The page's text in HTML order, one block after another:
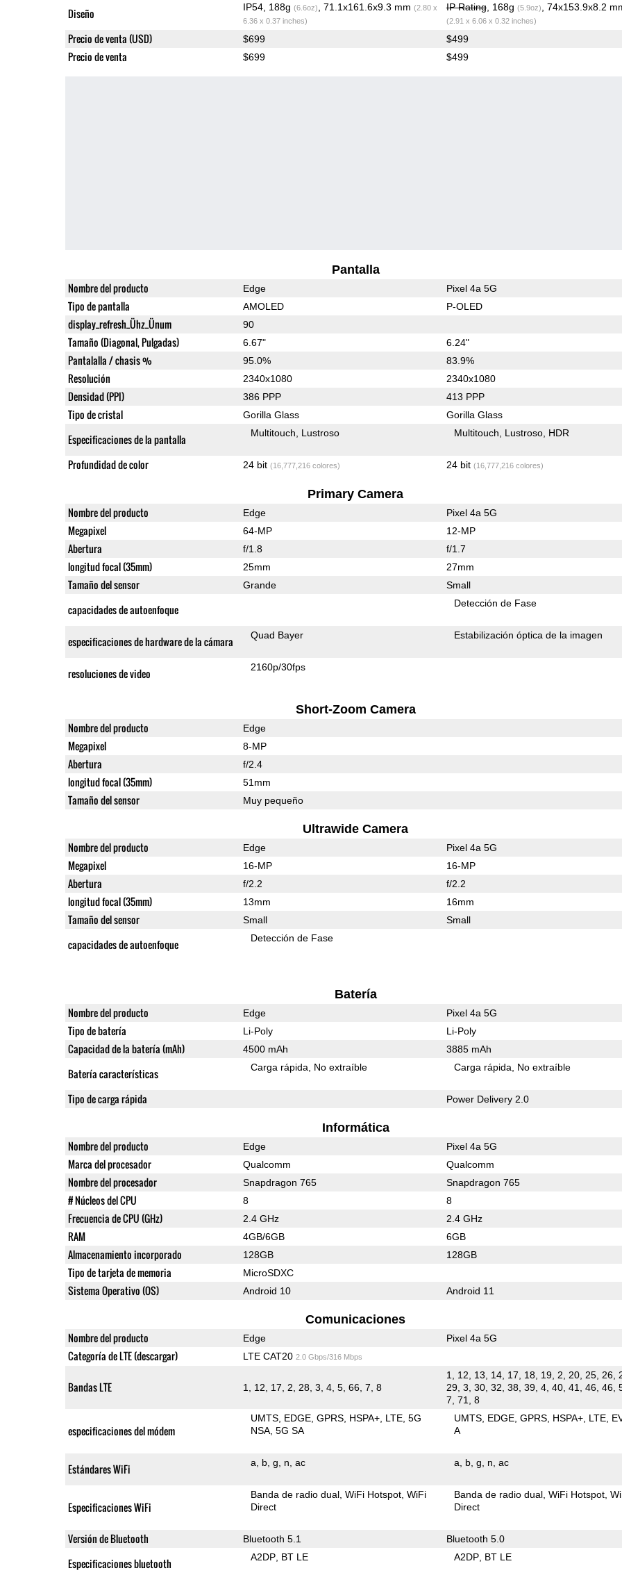
Diseño IP54, 188g (6.6oz) , 71.1x161.6x9.3 mm (2.80 x
6.36 x 0.37 inches)
IP Rating, 168g (5.9oz) , 74x153.9x8.2
(2.91 x 6.06 x 0.32 inches)
Precio de venta (USD) $699 $499
Precio de venta $699 $499
Pantalla
Nombre del producto Edge Pixel 4a 5G
Tipo de pantalla AMOLED P-OLED
display_refresh_Ühz_Ünum 90
Tamaño (Diagonal, Pulgadas) 6.67" 6.24"
Pantalalla / chasis % 95.0% 83.9%
Resolución 2340x1080 2340x1080
Densidad (PPI) 386 PPP 413 PPP
Tipo de cristal Gorilla Glass Gorilla Glass
Especificaciones de la pantalla Multitouch Lustroso Multitouch Lustroso HDR
Profundidad de color 24 bit (16,777,216 colores) 24 bit (16,777,216 colores)
Primary Camera
Nombre del producto Edge Pixel 4a 5G
Megapixel 64-MP 12-MP
Abertura f/1.8 f/1.7
longitud focal (35mm) 25mm 27mm
Tamaño del sensor Grande Small
capacidades de autoenfoque Detección de Fase
especificaciones de hardware de la cámara Quad Bayer Estabilización óptica de la imagen
resoluciones de video 2160p/30fps
Short-Zoom Camera
Nombre del producto Edge
Megapixel 8-MP
Abertura f/2.4
longitud focal (35mm) 51mm
Tamaño del sensor Muy pequeño
Ultrawide Camera
Nombre del producto Edge Pixel 4a 5G
Megapixel 16-MP 16-MP
Abertura f/2.2 f/2.2
longitud focal (35mm) 13mm 16mm
Tamaño del sensor Small Small
capacidades de autoenfoque Detección de Fase
Batería
Nombre del producto Edge Pixel 4a 5G
Tipo de batería Li-Poly Li-Poly
Capacidad de la batería (mAh) 4500 mAh 3885 mAh
Batería características Carga rápida No extraíble Carga rápida No extraíble
Tipo de carga rápida Power Delivery 2.0
Informática
Nombre del producto Edge Pixel 4a 5G
Marca del procesador Qualcomm Qualcomm
Nombre del procesador Snapdragon 765 Snapdragon 765
# Núcleos del CPU 8 8
Frecuencia de CPU (GHz) 2.4 GHz 2.4 GHz
RAM 4GB/6GB 6GB
Almacenamiento incorporado 128GB 128GB
Tipo de tarjeta de memoria MicroSDXC
Sistema Operativo (OS) Android 10 Android 11
Comunicaciones
Nombre del producto Edge Pixel 4a 5G
Categoría de LTE (descargar) LTE CAT20 2.0 Gbps/316 Mbps
Bandas LTE 1, 12, 17, 2, 28, 3, 4, 5, 66, 7, 8
1, 12, 13, 14, 17, 18, 19, 2, 20, 25, 26,
29, 3, 30, 32, 38, 39, 4, 40, 41, 46, 46,
7, 71, 8
especificaciones del módem
UMTS EDGE GPRS HSPA+ LTE 5G
NSA 5G SA
UMTS EDGE GPRS HSPA+ LTE
A
Estándares WiFi a b g n ac a b g n ac
Especificaciones WiFi
Banda de radio dual WiFi Hotspot WiFi
Direct
Banda de radio dual WiFi Hotspot
Direct
Versión de Bluetooth Bluetooth 5.1 Bluetooth 5.0
Especificaciones bluetooth A2DP BT LE A2DP BT LE